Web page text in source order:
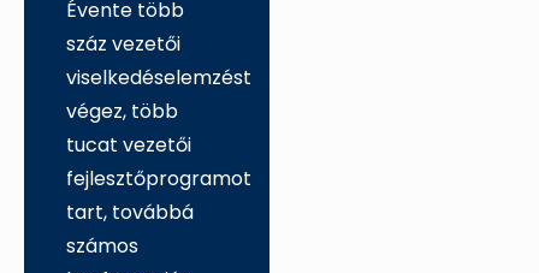
Évente több
száz vezetői
viselkedéselemzést
végez, több
tucat vezetői
fejlesztőprogramot
tart, továbbá
számos